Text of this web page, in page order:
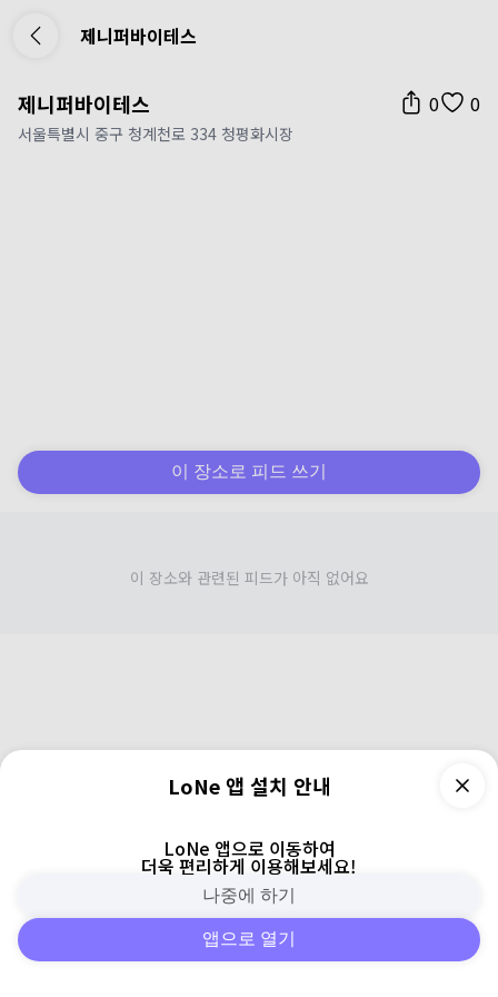
제니퍼바이테스
제니퍼바이테스 0 0
서울특별시 중구 청계천로 334 청평화시장
이 장소로 피드 쓰기
이 장소와 관련된 피드가 아직 없어요
피드 주변 검색 로그인
LoNe 앱 설치 안내
LoNe 앱으로 이동하여
더욱 편리하게 이용해보세요!
나중에 하기
앱으로 열기